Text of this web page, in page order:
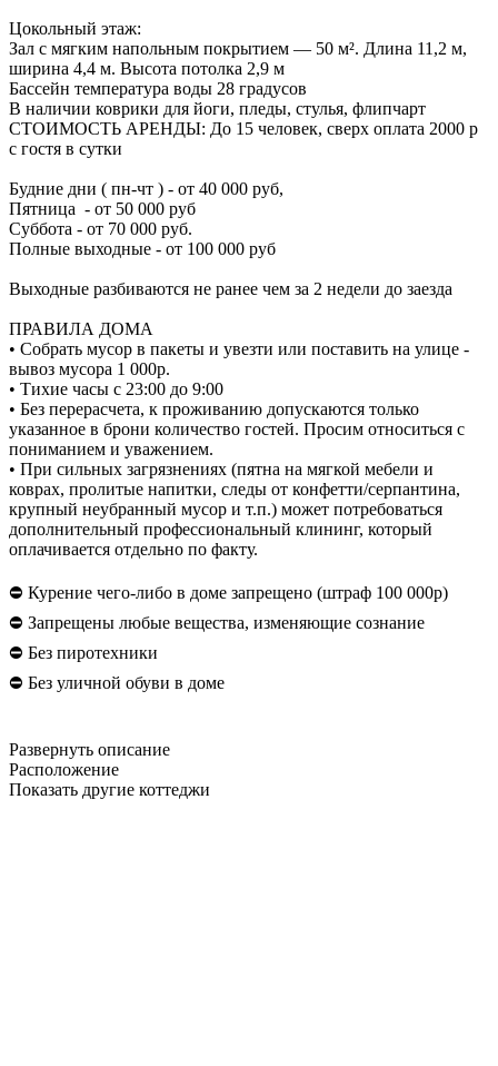
Цокольный этаж:
Зал с мягким напольным покрытием — 50 м². Длина 11,2 м,
ширина 4,4 м. Высота потолка 2,9 м
Бассейн температура воды 28 градусов
В наличии коврики для йоги, пледы, стулья, флипчарт
СТОИМОСТЬ АРЕНДЫ: До 15 человек, сверх оплата 2000 р
с гостя в сутки
Будние дни ( пн-чт ) - от 40 000 руб,
Пятница - от 50 000 руб
Суббота - от 70 000 руб.
Полные выходные - от 100 000 руб
Выходные разбиваются не ранее чем за 2 недели до заезда
ПРАВИЛА ДОМА
• Собрать мусор в пакеты и увезти или поставить на улице -
вывоз мусора 1 000р.
• Тихие часы с 23:00 до 9:00
• Без перерасчета, к проживанию допускаются только
указанное в брони количество гостей. Просим относиться с
пониманием и уважением.
• При сильных загрязнениях (пятна на мягкой мебели и
коврах, пролитые напитки, следы от конфетти/серпантина,
крупный неубранный мусор и т.п.) может потребоваться
дополнительный профессиональный клининг, который
оплачивается отдельно по факту.
⛔ Курение чего-либо в доме запрещено (штраф 100 000р)
⛔ Запрещены любые вещества, изменяющие сознание
⛔ Без пиротехники
⛔ Без уличной обуви в доме
Развернуть описание
Расположение
Показать другие коттеджи